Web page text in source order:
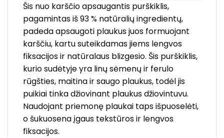
Šis nuo karščio apsaugantis purškiklis,
pagamintas iš 93 % natūralių ingredientų,
padeda apsaugoti plaukus juos formuojant
karščiu, kartu suteikdamas jiems lengvos
fiksacijos ir natūralaus blizgesio. Šis purškiklis,
kurio sudėtyje yra linų sėmenų ir ferulo
rūgšties, maitina ir saugo plaukus, todėl jis
puikiai tinka džiovinant plaukus džiovintuvu.
Naudojant priemonę plaukai taps išpuoselėti,
o šukuosena įgaus tekstūros ir lengvos
fiksacijos.